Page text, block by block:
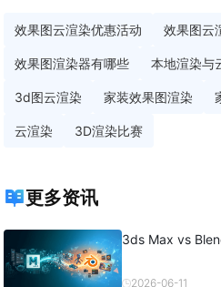
效果图云渲染优惠活动 效果图云
效果图渲染器有哪些 本地渲染与
3d图云渲染 家装效果图渲染
云渲染 3D渲染比赛
更多资讯
3ds Max vs
2026-06-11